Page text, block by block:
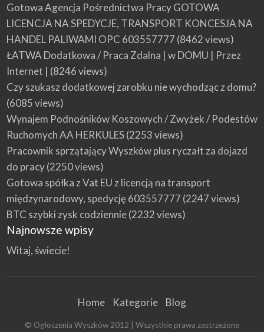
Gotowa Agencja Pośrednictwa Pracy GOTOWA
LICENCJA NA SPEDYCJE, TRANSPORT KONCESJA NA
HANDEL PALIWAMI OPC 603557777 (8462 views)
ŁATWA Dodatkowa / Praca Zdalna | w DOMU | Przez
Internet | (8246 views)
Czy szukasz dodatkowej zarobku nie wychodząc z domu?
(6085 views)
Wynajem Podnośników Koszowych / Zwyżek / Podestów
Ruchomych AA HERKULES(2253 views)
Pracownik sprzątający Wyszków plus ryczałt za dojazd
do pracy(2250 views)
Gotowa spółka z Vat EU z licencją na transport
międzynarodowy, spedycję 603557777 (2247 views)
BTC szybki zysk codziennie(2232 views)
Najnowsze wpisy
Witaj, świecie!
Home Kategorie Blog
© Ogłoszenia Wyszków 2012 | Wszystkie prawa zastrzeżone